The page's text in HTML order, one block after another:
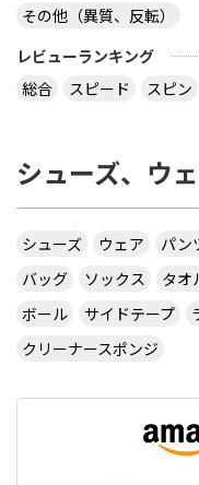
その他（異質、反転）
レビューランキング
総合
スピード スピン
シューズ、ウ
シューズ ウェア パン
バッグ
ソックス タオ
ボール
サイドテープ
クリーナースポンジ